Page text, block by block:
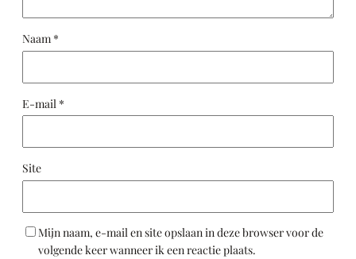
Naam *
E-mail *
Site
Mijn naam, e-mail en site opslaan in deze browser voor de
volgende keer wanneer ik een reactie plaats.